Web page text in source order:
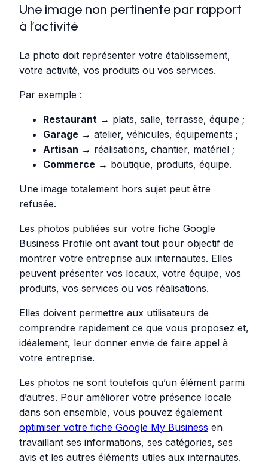
Une image non pertinente par rapport
à l’activité
La photo doit représenter votre établissement,
votre activité, vos produits ou vos services.
Par exemple :
Restaurant → plats, salle, terrasse, équipe ;
Garage → atelier, véhicules, équipements ;
Artisan → réalisations, chantier, matériel ;
Commerce → boutique, produits, équipe.
Une image totalement hors sujet peut être
refusée.
Les photos publiées sur votre fiche Google
Business Profile ont avant tout pour objectif de
montrer votre entreprise aux internautes. Elles
peuvent présenter vos locaux, votre équipe, vos
produits, vos services ou vos réalisations.
Elles doivent permettre aux utilisateurs de
comprendre rapidement ce que vous proposez et,
idéalement, leur donner envie de faire appel à
votre entreprise.
Les photos ne sont toutefois qu’un élément parmi
d’autres. Pour améliorer votre présence locale
dans son ensemble, vous pouvez également
optimiser votre fiche Google My Business en
travaillant ses informations, ses catégories, ses
avis et les autres éléments utiles aux internautes.